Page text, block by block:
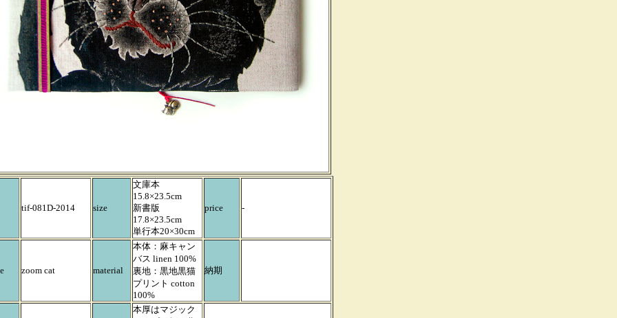
tif-081D-2014 size
文庫本
15.8×23.5cm
新書版
17.8×23.5cm
単行本20×30cm
price -
zoom cat material
本体：麻キャン
バス linen 100%
裏地：黒地黒猫
プリント cotton
100%
納期
本厚はマジック